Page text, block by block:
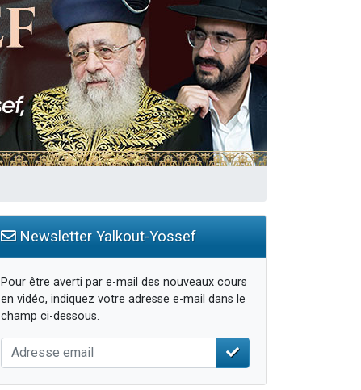
Newsletter Yalkout-Yossef
Pour être averti par e-mail des nouveaux cours
en vidéo, indiquez votre adresse e-mail dans le
champ ci-dessous.